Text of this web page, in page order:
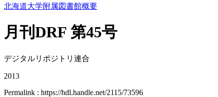
北海道大学附属図書館概要
月刊DRF 第45号
デジタルリポジトリ連合
2013
Permalink : https://hdl.handle.net/2115/73596